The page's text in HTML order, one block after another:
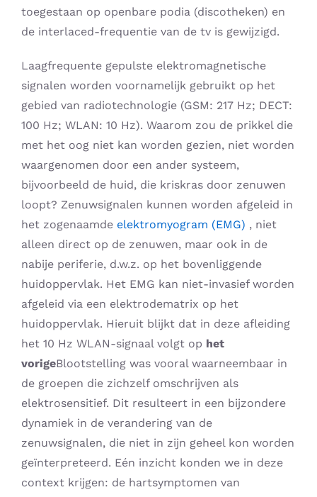
toegestaan ​​op openbare podia (discotheken) en
de interlaced-frequentie van de tv is gewijzigd.
Laagfrequente gepulste elektromagnetische
signalen worden voornamelijk gebruikt op het
gebied van radiotechnologie (GSM: 217 Hz; DECT:
100 Hz; WLAN: 10 Hz). Waarom zou de prikkel die
met het oog niet kan worden gezien, niet worden
waargenomen door een ander systeem,
bijvoorbeeld de huid, die kriskras door zenuwen
loopt? Zenuwsignalen kunnen worden afgeleid in
het zogenaamde elektromyogram (EMG) , niet
alleen direct op de zenuwen, maar ook in de
nabije periferie, d.w.z. op het bovenliggende
huidoppervlak. Het EMG kan niet-invasief worden
afgeleid via een elektrodematrix op het
huidoppervlak. Hieruit blijkt dat in deze afleiding
het 10 Hz WLAN-signaal volgt op het
vorigeBlootstelling was vooral waarneembaar in
de groepen die zichzelf omschrijven als
elektrosensitief. Dit resulteert in een bijzondere
dynamiek in de verandering van de
zenuwsignalen, die niet in zijn geheel kon worden
geïnterpreteerd. Eén inzicht konden we in deze
context krijgen: de hartsymptomen van